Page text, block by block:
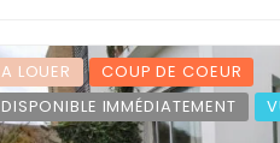
A LOUER
COUP DE COEUR
DISPONIBLE IMMÉDIATEMENT